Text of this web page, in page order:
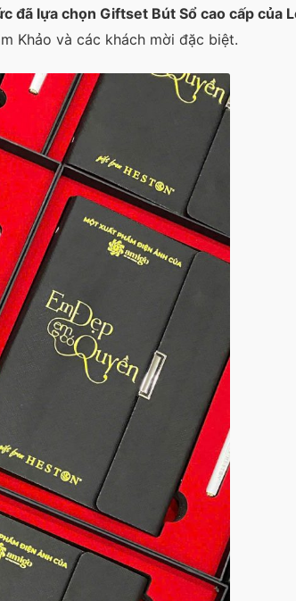
đã lựa chọn Giftset Bút Sổ cao cấp của
Khảo và các khách mời đặc biệt.